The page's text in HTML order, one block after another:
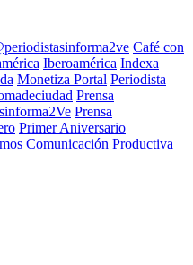
Café con
Iberoamérica Indexa
Monetiza Portal Periodista
Prensa
Prensa
Primer Aniversario
Comunicación Productiva